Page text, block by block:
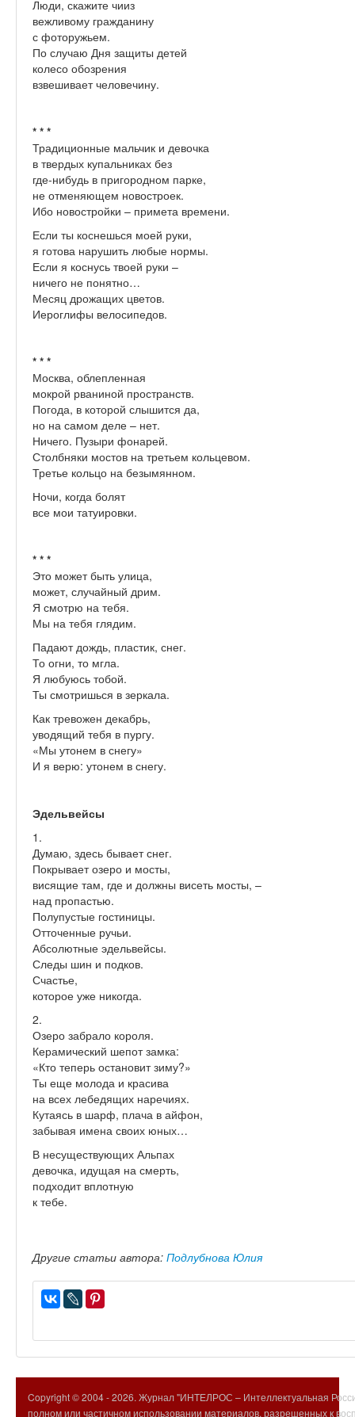
Люди, скажите чииз
вежливому гражданину
с фоторужьем.
По случаю Дня защиты детей
колесо обозрения
взвешивает человечину.
* * *
Традиционные мальчик и девочка
в твердых купальниках без
где-нибудь в пригородном парке,
не отменяющем новостроек.
Ибо новостройки – примета времени.
Если ты коснешься моей руки,
я готова нарушить любые нормы.
Если я коснусь твоей руки –
ничего не понятно…
Месяц дрожащих цветов.
Иероглифы велосипедов.
* * *
Москва, облепленная
мокрой рваниной пространств.
Погода, в которой слышится да,
но на самом деле – нет.
Ничего. Пузыри фонарей.
Столбняки мостов на третьем кольцевом.
Третье кольцо на безымянном.
Ночи, когда болят
все мои татуировки.
* * *
Это может быть улица,
может, случайный дрим.
Я смотрю на тебя.
Мы на тебя глядим.
Падают дождь, пластик, снег.
То огни, то мгла.
Я любуюсь тобой.
Ты смотришься в зеркала.
Как тревожен декабрь,
уводящий тебя в пургу.
«Мы утонем в снегу»
И я верю: утонем в снегу.
Эдельвейсы
1.
Думаю, здесь бывает снег.
Покрывает озеро и мосты,
висящие там, где и должны висеть мосты, –
над пропастью.
Полупустые гостиницы.
Отточенные ручьи.
Абсолютные эдельвейсы.
Следы шин и подков.
Счастье,
которое уже никогда.
2.
Озеро забрало короля.
Керамический шепот замка:
«Кто теперь остановит зиму?»
Ты еще молода и красива
на всех лебедящих наречиях.
Кутаясь в шарф, плача в айфон,
забывая имена своих юных…
В несуществующих Альпах
девочка, идущая на смерть,
подходит вплотную
к тебе.
Другие статьи автора: Подлубнова Юлия
Copyright © 2004 -2026. Журнал "ИНТЕЛРОС – Интеллектуальная
полном или частичном использовании материалов, разрешенных к